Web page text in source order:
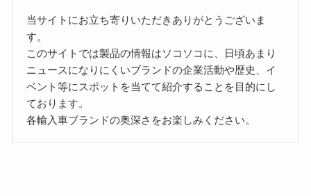
当サイトにお立ち寄りいただきありがとうございま
す。
このサイトでは製品の情報はソコソコに、日頃あまり
ニュースになりにくいブランドの企業活動や歴史、イ
ベント等にスポットを当てて紹介することを目的にし
ております。
各輸入車ブランドの奥深さをお楽しみください。